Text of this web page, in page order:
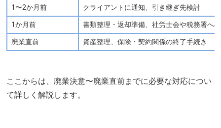
1〜2か月前 クライアントに通知、引き継ぎ先検討
1か月前 書類整理・返却準備、社労士会や税務署へ
廃業直前 資産整理、保険・契約関係の終了手続き
ここからは、廃業決意〜廃業直前までに必要な対応につい
て詳しく解説します。